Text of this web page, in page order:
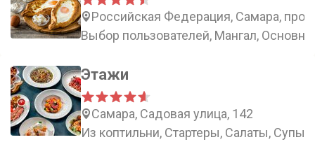
Российская Федерация, Самара,
Выбор пользователей, Мангал,
Этажи
Самара, Садовая улица, 142
Из коптильни, Стартеры, Салаты, Супы